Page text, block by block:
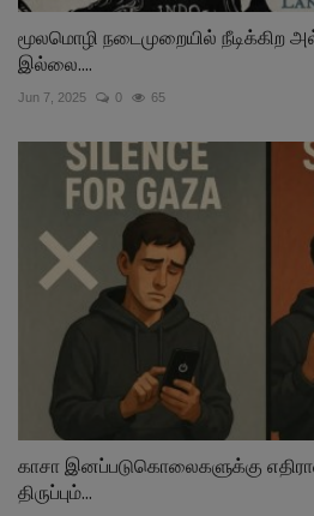
மூலமொழி நடைமுறையில் நீடிக்கிற
இல்லை....
Jun 7, 2025 0 65
காசா இனப்படுகொலைகளுக்கு
திருப்பும்...